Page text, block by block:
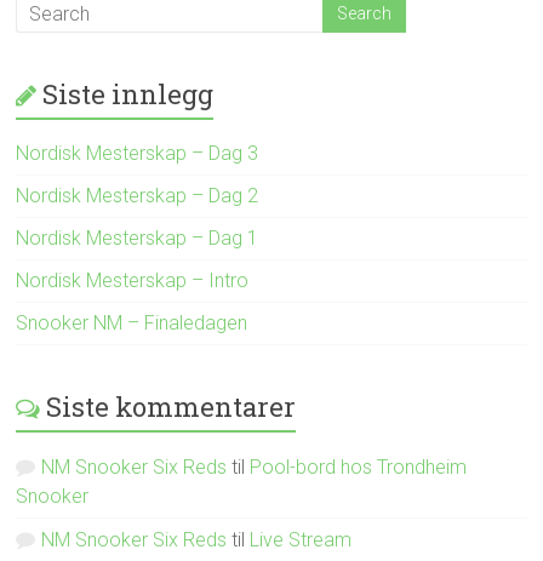
Siste innlegg
Nordisk Mesterskap – Dag 3
Nordisk Mesterskap – Dag 2
Nordisk Mesterskap – Dag 1
Nordisk Mesterskap – Intro
Snooker NM – Finaledagen
Siste kommentarer
NM Snooker Six Reds til Pool-bord hos Trondheim
Snooker
NM Snooker Six Reds til Live Stream